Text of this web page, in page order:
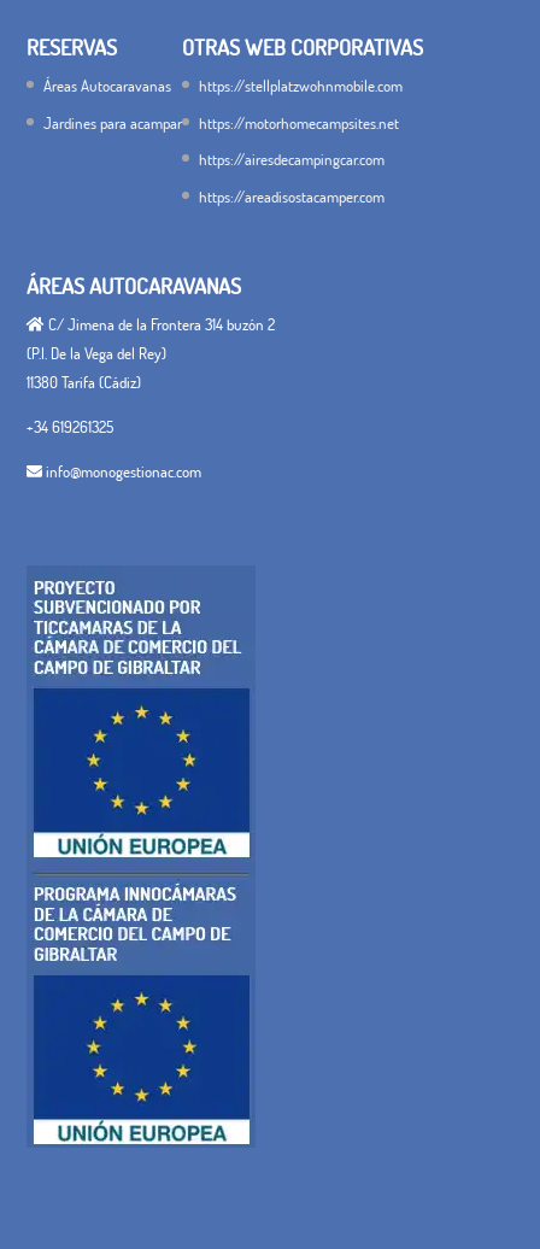
RESERVAS
Áreas Autocaravanas
Jardines para acampar
OTRAS WEB CORPORATIVAS
https://stellplatzwohnmobile.com
https://motorhomecampsites.net
https://airesdecampingcar.com
https://areadisostacamper.com
ÁREAS AUTOCARAVANAS
C/ Jimena de la Frontera 314 buzón 2
(P.I. De la Vega del Rey)
11380 Tarifa (Cádiz)
+34 619261325
info@monogestionac.com